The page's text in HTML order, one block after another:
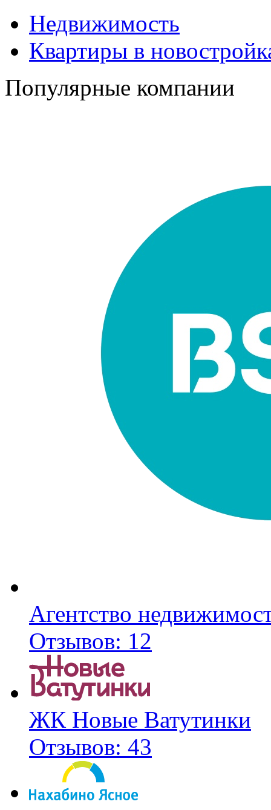
Недвижимость
Квартиры в
Популярные компании
Агентство
Отзывов: 12
ЖК Новые Ватутинки
Отзывов: 43